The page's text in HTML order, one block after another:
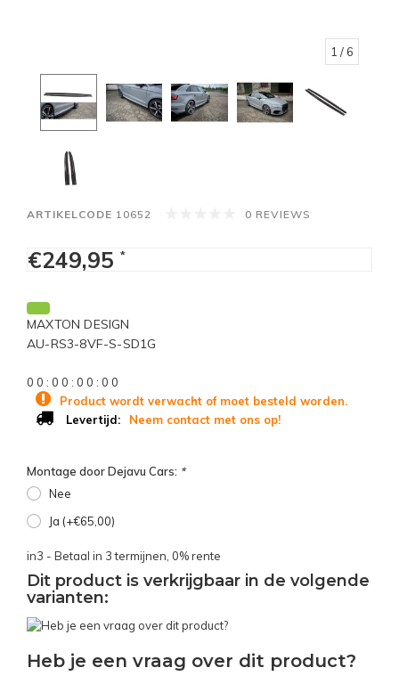
1 / 6
ARTIKELCODE 10652 0 REVIEWS
€249,95 *
MAXTON DESIGN
AU-RS3-8VF-S-SD1G
0 0 : 0 0 : 0 0 : 0 0
Product wordt verwacht of moet besteld worden.
Levertijd:
Neem contact met ons op!
Montage door Dejavu Cars: *
Nee
Ja (+€65,00)
in3 - Betaal in 3 termijnen, 0% rente
Dit product is verkrijgbaar in de volgende
varianten:
Heb je een vraag over dit product?